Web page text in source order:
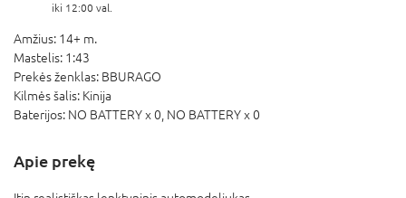
iki 12:00 val.
Amžius: 14+ m.
Mastelis: 1:43
Prekės ženklas: BBURAGO
Kilmės šalis: Kinija
Baterijos: NO BATTERY x 0, NO BATTERY x 0
Apie prekę